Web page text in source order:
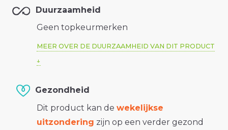
Duurzaamheid
Geen topkeurmerken
MEER OVER DE DUURZAAMHEID VAN DIT PRODUCT
Gezondheid
Dit product kan de wekelijkse
uitzondering zijn op een verder gezond